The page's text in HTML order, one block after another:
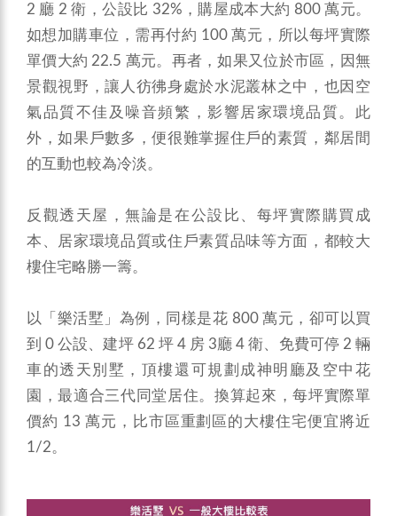
2 廳 2 衛，公設比 32%，購屋成本大約 800 萬元。
如想加購車位，需再付約 100 萬元，所以每坪實際
單價大約 22.5 萬元。再者，如果又位於市區，因無
景觀視野，讓人彷彿身處於水泥叢林之中，也因空
氣品質不佳及噪音頻繁，影響居家環境品質。此
外，如果戶數多，便很難掌握住戶的素質，鄰居間
的互動也較為冷淡。
反觀透天屋，無論是在公設比、每坪實際購買成
本、居家環境品質或住戶素質品味等方面，都較大
樓住宅略勝一籌。
以「樂活墅」為例，同樣是花 800 萬元，卻可以買
到 0 公設、建坪 62 坪 4 房 3廳 4 衛、免費可停 2 輛
車的透天別墅，頂樓還可規劃成神明廳及空中花
園，最適合三代同堂居住。換算起來，每坪實際單
價約 13 萬元，比市區重劃區的大樓住宅便宜將近
1/2。